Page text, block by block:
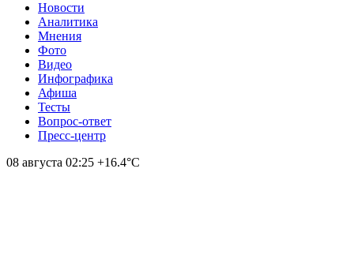
Новости
Аналитика
Мнения
Фото
Видео
Инфографика
Афиша
Тесты
Вопрос-ответ
Пресс-центр
08 августа 02:25 +16.4°С